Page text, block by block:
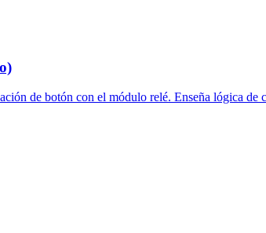
de botón con el módulo relé. Enseña lógica de